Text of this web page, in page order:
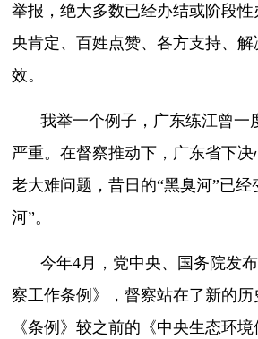
举报，绝大多数已经办结或阶段性
央肯定、百姓点赞、各方支持、
效。
我举一个例子，广东练江曾一
严重。在督察推动下，广东省下
老大难问题，昔日的“黑臭河”已经
河”。
今年4月，党中央、国务院发
察工作条例》，督察站在了新的
《条例》较之前的《中央生态环